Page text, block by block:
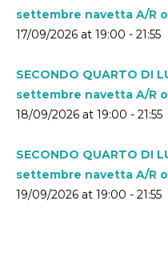
settembre navetta A/R
17/09/2026 at 19:00 - 21:55
SECONDO QUARTO DI
settembre navetta A/R
18/09/2026 at 19:00 - 21:55
SECONDO QUARTO DI
settembre navetta A/R
19/09/2026 at 19:00 - 21:55